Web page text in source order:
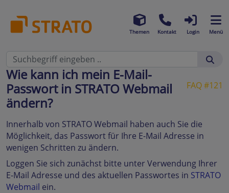
Themen Kontakt Login Menü
FAQ #121
Wie kann ich mein E-Mail-
Passwort in STRATO Webmail
ändern?
Innerhalb von STRATO Webmail haben auch Sie die
Möglichkeit, das Passwort für Ihre E-Mail Adresse in
wenigen Schritten zu ändern.
Loggen Sie sich zunächst bitte unter Verwendung Ihrer
E-Mail Adresse und des aktuellen Passwortes in STRATO
Webmail ein.